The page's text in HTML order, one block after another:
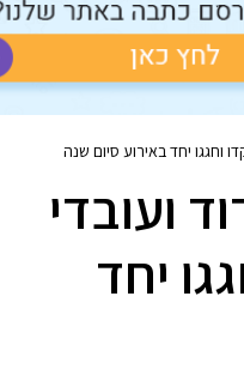
וחגגו יחד באירוע סיום שנה
ועובדי
יחד